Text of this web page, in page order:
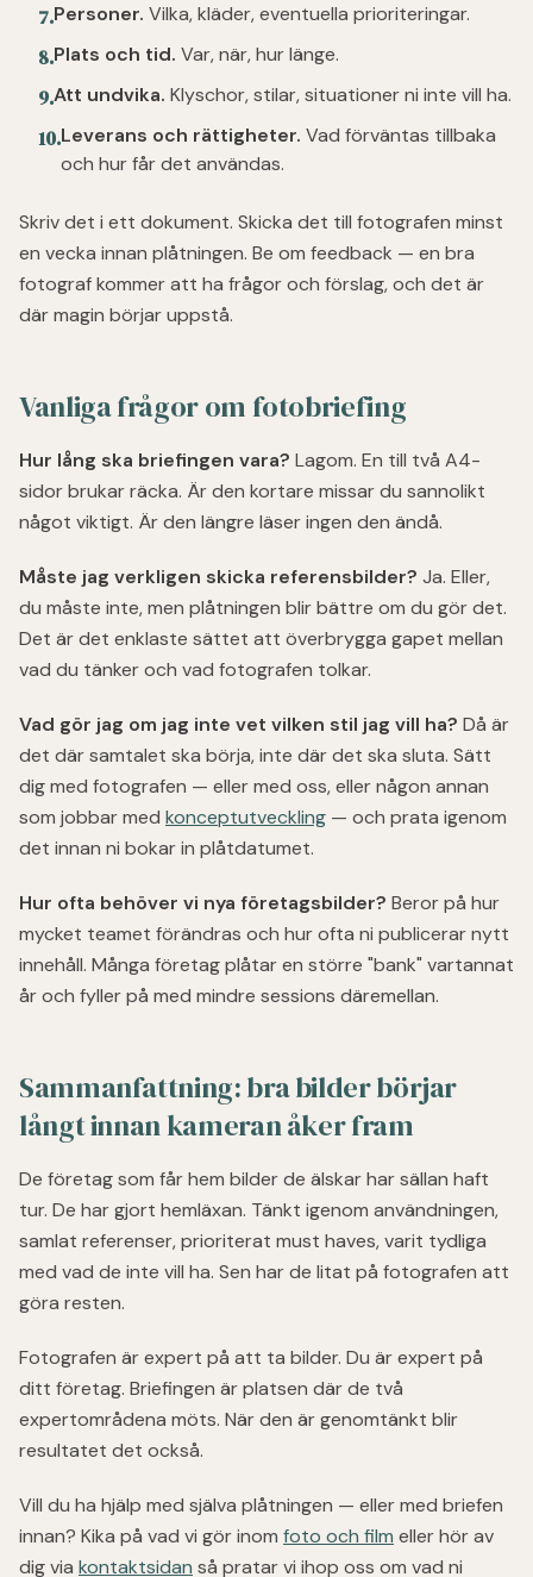
7.Personer. Vilka, kläder, eventuella prioriteringar.
8.Plats och tid. Var, när, hur länge.
9.Att undvika. Klyschor, stilar, situationer ni inte vill ha.
10.Leverans och rättigheter. Vad förväntas tillbaka
och hur får det användas.
Skriv det i ett dokument. Skicka det till fotografen minst
en vecka innan plåtningen. Be om feedback — en bra
fotograf kommer att ha frågor och förslag, och det är
där magin börjar uppstå.
Vanliga frågor om fotobriefing
Hur lång ska briefingen vara? Lagom. En till två A4-
sidor brukar räcka. Är den kortare missar du sannolikt
något viktigt. Är den längre läser ingen den ändå.
Måste jag verkligen skicka referensbilder? Ja. Eller,
du måste inte, men plåtningen blir bättre om du gör det.
Det är det enklaste sättet att överbrygga gapet mellan
vad du tänker och vad fotografen tolkar.
Vad gör jag om jag inte vet vilken stil jag vill ha? Då är
det där samtalet ska börja, inte där det ska sluta. Sätt
dig med fotografen — eller med oss, eller någon annan
som jobbar med konceptutveckling — och prata igenom
det innan ni bokar in plåtdatumet.
Hur ofta behöver vi nya företagsbilder? Beror på hur
mycket teamet förändras och hur ofta ni publicerar nytt
innehåll. Många företag plåtar en större "bank" vartannat
år och fyller på med mindre sessions däremellan.
Sammanfattning: bra bilder börjar
långt innan kameran åker fram
De företag som får hem bilder de älskar har sällan haft
tur. De har gjort hemläxan. Tänkt igenom användningen,
samlat referenser, prioriterat must haves, varit tydliga
med vad de inte vill ha. Sen har de litat på fotografen att
göra resten.
Fotografen är expert på att ta bilder. Du är expert på
ditt företag. Briefingen är platsen där de två
expertområdena möts. När den är genomtänkt blir
resultatet det också.
Vill du ha hjälp med själva plåtningen — eller med briefen
innan? Kika på vad vi gör inom foto och film eller hör av
dig via kontaktsidan så pratar vi ihop oss om vad ni